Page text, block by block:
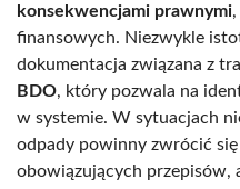
konsekwencjami prawnymi
finansowych. Niezwykle
dokumentacja związana z
BDO, który pozwala na
w systemie. W sytuacjach
odpady powinny zwrócić
obowiązujących przepisów,